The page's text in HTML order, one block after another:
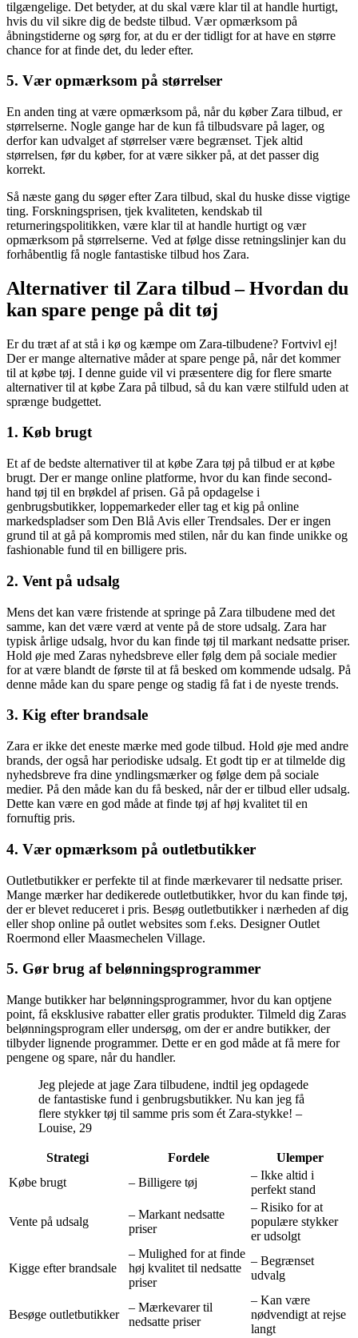
tilgængelige. Det betyder, at du skal være klar til at handle hurtigt,
hvis du vil sikre dig de bedste tilbud. Vær opmærksom på
åbningstiderne og sørg for, at du er der tidligt for at have en større
chance for at finde det, du leder efter.
5. Vær opmærksom på størrelser
En anden ting at være opmærksom på, når du køber Zara tilbud, er
størrelserne. Nogle gange har de kun få tilbudsvare på lager, og
derfor kan udvalget af størrelser være begrænset. Tjek altid
størrelsen, før du køber, for at være sikker på, at det passer dig
korrekt.
Så næste gang du søger efter Zara tilbud, skal du huske disse vigtige
ting. Forskningsprisen, tjek kvaliteten, kendskab til
returneringspolitikken, være klar til at handle hurtigt og vær
opmærksom på størrelserne. Ved at følge disse retningslinjer kan du
forhåbentlig få nogle fantastiske tilbud hos Zara.
Alternativer til Zara tilbud – Hvordan du
kan spare penge på dit tøj
Er du træt af at stå i kø og kæmpe om Zara-tilbudene? Fortvivl ej!
Der er mange alternative måder at spare penge på, når det kommer
til at købe tøj. I denne guide vil vi præsentere dig for flere smarte
alternativer til at købe Zara på tilbud, så du kan være stilfuld uden at
sprænge budgettet.
1. Køb brugt
Et af de bedste alternativer til at købe Zara tøj på tilbud er at købe
brugt. Der er mange online platforme, hvor du kan finde second-
hand tøj til en brøkdel af prisen. Gå på opdagelse i
genbrugsbutikker, loppemarkeder eller tag et kig på online
markedspladser som Den Blå Avis eller Trendsales. Der er ingen
grund til at gå på kompromis med stilen, når du kan finde unikke og
fashionable fund til en billigere pris.
2. Vent på udsalg
Mens det kan være fristende at springe på Zara tilbudene med det
samme, kan det være værd at vente på de store udsalg. Zara har
typisk årlige udsalg, hvor du kan finde tøj til markant nedsatte priser.
Hold øje med Zaras nyhedsbreve eller følg dem på sociale medier
for at være blandt de første til at få besked om kommende udsalg. På
denne måde kan du spare penge og stadig få fat i de nyeste trends.
3. Kig efter brandsale
Zara er ikke det eneste mærke med gode tilbud. Hold øje med andre
brands, der også har periodiske udsalg. Et godt tip er at tilmelde dig
nyhedsbreve fra dine yndlingsmærker og følge dem på sociale
medier. På den måde kan du få besked, når der er tilbud eller udsalg.
Dette kan være en god måde at finde tøj af høj kvalitet til en
fornuftig pris.
4. Vær opmærksom på outletbutikker
Outletbutikker er perfekte til at finde mærkevarer til nedsatte priser.
Mange mærker har dedikerede outletbutikker, hvor du kan finde tøj,
der er blevet reduceret i pris. Besøg outletbutikker i nærheden af dig
eller shop online på outlet websites som f.eks. Designer Outlet
Roermond eller Maasmechelen Village.
5. Gør brug af belønningsprogrammer
Mange butikker har belønningsprogrammer, hvor du kan optjene
point, få eksklusive rabatter eller gratis produkter. Tilmeld dig Zaras
belønningsprogram eller undersøg, om der er andre butikker, der
tilbyder lignende programmer. Dette er en god måde at få mere for
pengene og spare, når du handler.
Jeg plejede at jage Zara tilbudene, indtil jeg opdagede
de fantastiske fund i genbrugsbutikker. Nu kan jeg få
flere stykker tøj til samme pris som ét Zara-stykke! –
Louise, 29
Strategi Fordele
Ulemper
Købe brugt
– Billigere tøj
– Ikke altid i
perfekt stand
Vente på udsalg
– Markant nedsatte
priser
– Risiko for at
populære stykker
er udsolgt
Kigge efter brandsale
– Mulighed for at finde
høj kvalitet til nedsatte
priser
– Begrænset
udvalg
Besøge outletbutikker
– Mærkevarer til
nedsatte priser
– Kan være
nødvendigt at rejse
langt